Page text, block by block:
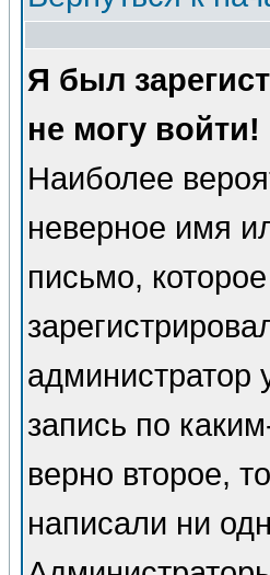
Я был
не могу войти!
Наиболее
неверное имя
письмо,
администратор
запись по
верно второе,
написали ни